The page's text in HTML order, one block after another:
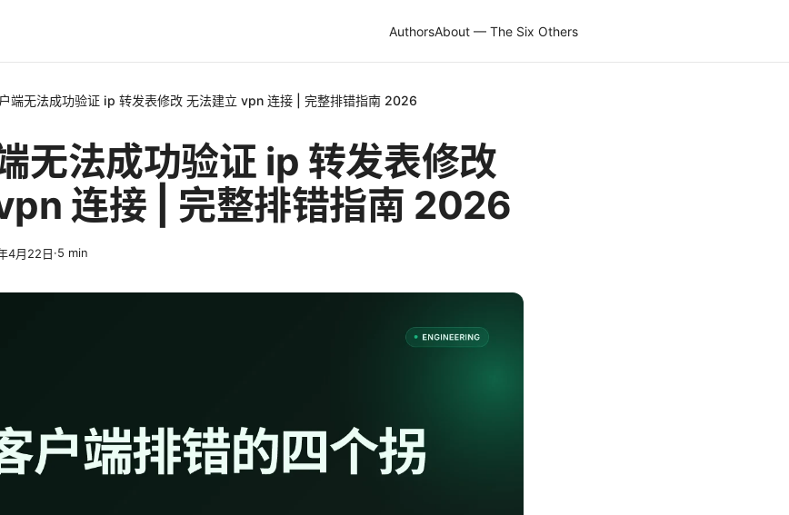
AuthorsAbout — The Six Others
端无法成功验证 ip 转发表修改 无法建立 vpn 连接 | 完整排错指南 2026
无法成功验证 ip 转发表修改
连接 | 完整排错指南 2026
4月22日·5 min